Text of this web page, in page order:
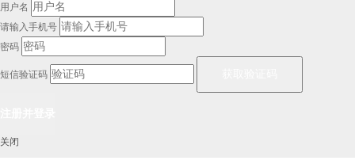
用户名
请输入手机号
密码
短信验证码
关闭